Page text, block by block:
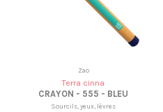
Zao
Terra cinna
CRAYON - 555 - BLEU
Sourcils, yeux, lèvres